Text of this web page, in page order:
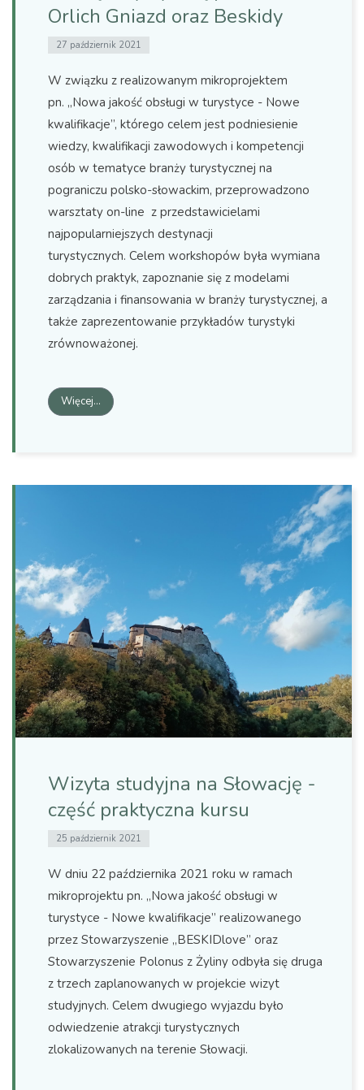
Orlich Gniazd oraz Beskidy
27 październik 2021
W związku z realizowanym mikroprojektem
pn. „Nowa jakość obsługi w turystyce - Nowe
kwalifikacje”, którego celem jest podniesienie
wiedzy, kwalifikacji zawodowych i kompetencji
osób w tematyce branży turystycznej na
pograniczu polsko-słowackim, przeprowadzono
warsztaty on-line z przedstawicielami
najpopularniejszych destynacji
turystycznych. Celem workshopów była wymiana
dobrych praktyk, zapoznanie się z modelami
zarządzania i finansowania w branży turystycznej, a
także zaprezentowanie przykładów turystyki
zrównoważonej.
Więcej…
Wizyta studyjna na Słowację -
część praktyczna kursu
25 październik 2021
W dniu 22 października 2021 roku w ramach
mikroprojektu pn. „Nowa jakość obsługi w
turystyce - Nowe kwalifikacje” realizowanego
przez Stowarzyszenie „BESKIDlove” oraz
Stowarzyszenie Polonus z Żyliny odbyła się druga
z trzech zaplanowanych w projekcie wizyt
studyjnych. Celem dwugiego wyjazdu było
odwiedzenie atrakcji turystycznych
zlokalizowanych na terenie Słowacji.